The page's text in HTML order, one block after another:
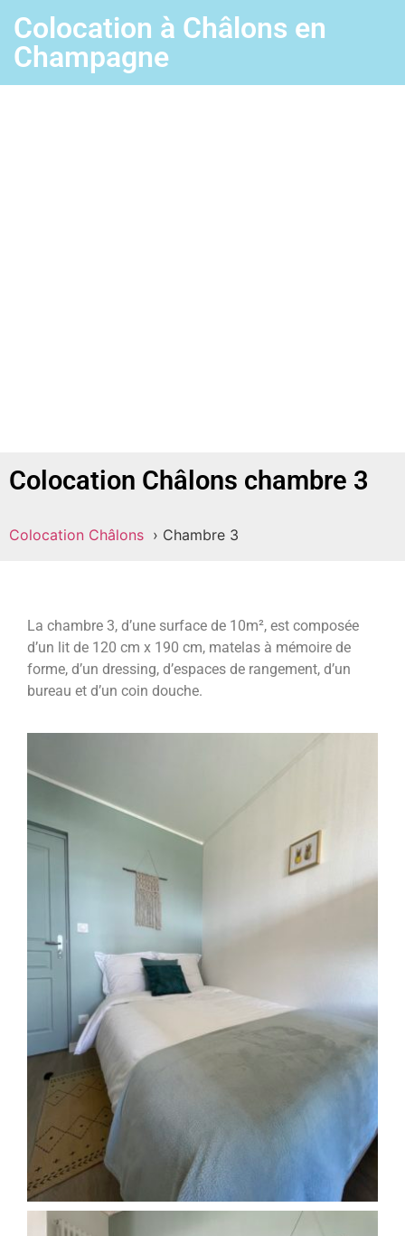
Colocation à Châlons en
Champagne
Colocation Châlons chambre 3
Colocation Châlons Chambre 3
La chambre 3, d’une surface de 10m², est composée
d’un lit de 120 cm x 190 cm, matelas à mémoire de
forme, d’un dressing, d’espaces de rangement, d’un
bureau et d’un coin douche.